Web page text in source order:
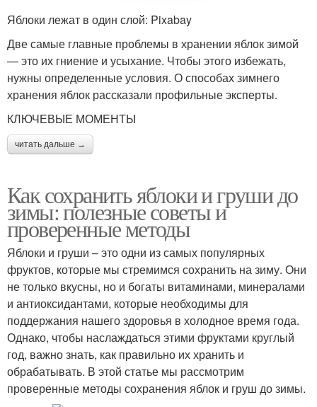
Яблоки лежат в один слой: Pixabay
Две самые главные проблемы в хранении яблок зимой
— это их гниение и усыхание. Чтобы этого избежать,
нужны определенные условия. О способах зимнего
хранения яблок рассказали профильные эксперты.
КЛЮЧЕВЫЕ МОМЕНТЫ
читать дальше →
Как сохранить яблоки и груши до
зимы: полезные советы и
проверенные методы
Яблоки и груши – это одни из самых популярных
фруктов, которые мы стремимся сохранить на зиму. Они
не только вкусны, но и богаты витаминами, минералами
и антиоксидантами, которые необходимы для
поддержания нашего здоровья в холодное время года.
Однако, чтобы наслаждаться этими фруктами круглый
год, важно знать, как правильно их хранить и
обрабатывать. В этой статье мы рассмотрим
проверенные методы сохранения яблок и груш до зимы.